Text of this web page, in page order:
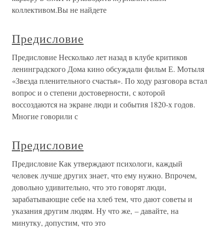
коллективом.Вы не найдете
Предисловие
Предисловие Несколько лет назад в клубе критиков
ленинградского Дома кино обсуждали фильм Е. Мотыля
«Звезда пленительного счастья». По ходу разговора встал
вопрос и о степени достоверности, с которой
воссоздаются на экране люди и события 1820-х годов.
Многие говорили с
Предисловие
Предисловие Как утверждают психологи, каждый
человек лучше других знает, что ему нужно. Впрочем,
довольно удивительно, что это говорят люди,
зарабатывающие себе на хлеб тем, что дают советы и
указания другим людям. Ну что же, – давайте, на
минутку, допустим, что это